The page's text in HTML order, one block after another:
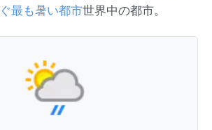
最も暑い都市世界中の都市。